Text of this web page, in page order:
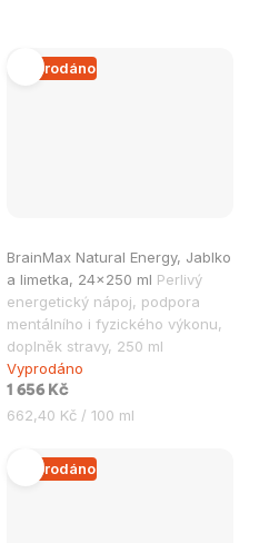
Vyprodáno
BrainMax Natural Energy, Jablko
a limetka, 24x250 ml Perlivý
energetický nápoj, podpora
mentálního i fyzického výkonu,
doplněk stravy, 250 ml
Vyprodáno
1 656 Kč
Měrná
662,40 Kč / 100 ml
Vyprodáno